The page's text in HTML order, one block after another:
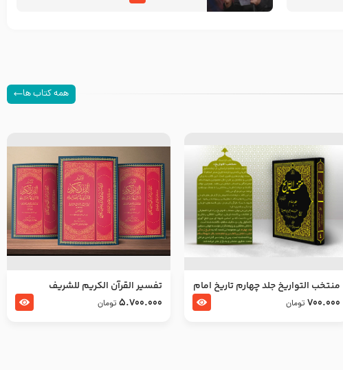
همه کتاب ها
منتخب التواریخ جلد چهارم تاریخ امام
زین العابدین و امام محمد باقر
700.000 تومان
تفسير القرآن الكريم للشريف
المرتضي قدس سرّه
5.700.000 تومان